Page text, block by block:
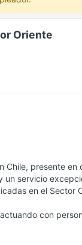
Oriente
Chile, presente en
servicio
en el Sector
con